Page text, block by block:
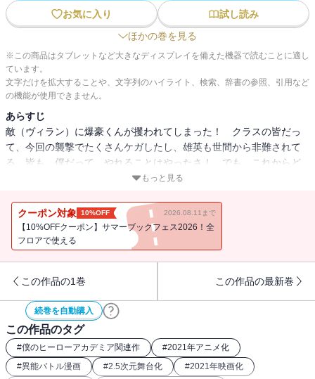
お気に入り
試し読み
ほかの巻を見る
※この商品はタブレットなど大きなディスプレイを備えた機器で読むことに適し
ています。
文字だけを拡大することや、文字列のハイライト、検索、辞書の参照、引用など
の機能が使用できません。
あらすじ
敵（ヴィラン）に爆豪くんが攫われてしまった！ クラスの皆だっ
て、今回の襲撃でたくさんケガしたし、雄英も世間から非難されて
る。皆も…僕だって、やれることはやったさ！ でも、これからど
うなっちゃうんだろ？ “Plus Ultra”☆
もっと見る
クーポン対象 10%OFF 2026.08.11まで
【10%OFFクーポン】サマーブックフェス2026！全
フロアで使える
この作品の1巻 この作品の最新巻
続巻を自動購入
この作品のタグ
#僕のヒーローアカデミア関連作 #2021年アニメ化
#異能バトル漫画 #2.5次元舞台化 #2021年映画化